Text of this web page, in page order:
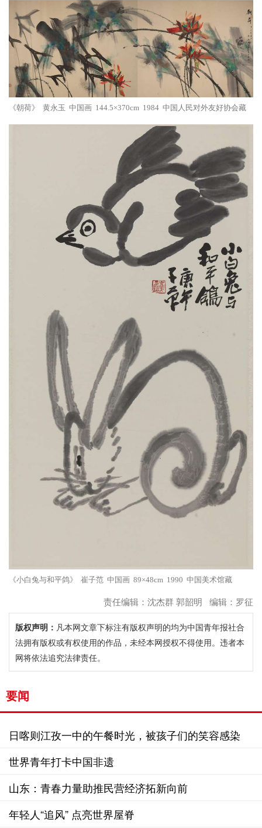
《朝荷》 黄永玉 中国画 144.5×370cm 1984 中国人民对外友好协会藏
《小白兔与和平鸽》 崔子范 中国画 89×48cm 1990 中国美术馆藏
责任编辑：沈杰群 郭韶明 编辑：罗征
版权声明： 凡本网文章下标注有版权声明的均为中国青年报社合
法拥有版权或有权使用的作品，未经本网授权不得使用。违者本
网将依法追究法律责任。
要闻
日喀则江孜一中的午餐时光，被孩子们的笑容感染
世界青年打卡中国非遗
山东：青春力量助推民营经济拓新向前
年轻人“追风” 点亮世界屋脊